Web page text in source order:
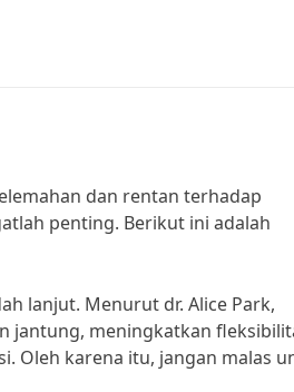
dan rentan terhadap
penting. Berikut ini adalah
lanjut. Menurut dr. Alice Park,
jantung, meningkatkan
Oleh karena itu, jangan malas